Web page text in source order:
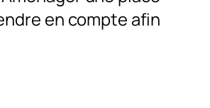
en compte afin